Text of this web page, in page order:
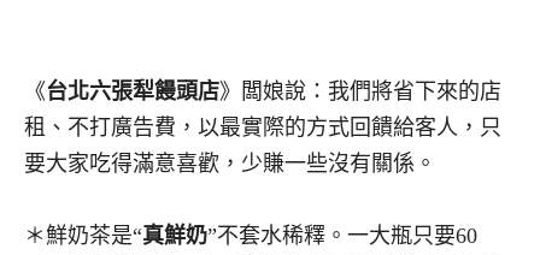
《台北六張犁饅頭店》闆娘說：我們將省下來的店
租、不打廣告費，以最實際的方式回饋給客人，只
要大家吃得滿意喜歡，少賺一些沒有關係。
＊鮮奶茶是“真鮮奶”不套水稀釋。一大瓶只要60